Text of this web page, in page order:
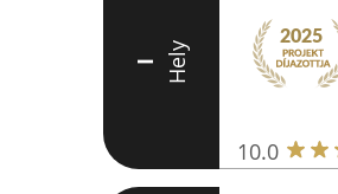
I Hely
10.0